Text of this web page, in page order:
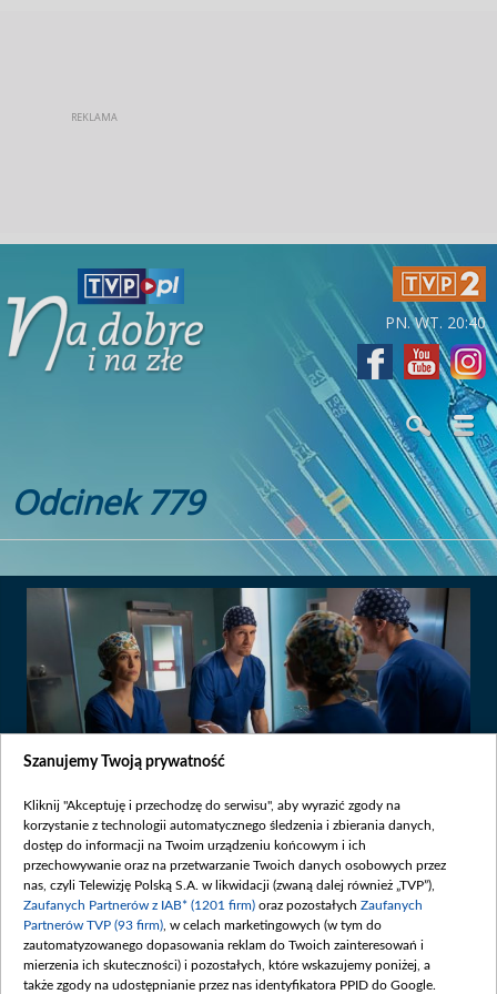
PN. WT. 20:40
Odcinek 779
Premiera:2020-09-09
W Leśnej Górze zjawia się nowa gwiazda chirurgii: doktor Alina
Fisher, przyrodnia siostra Kasi Smudy, którą Falkowicz sprowadził
do szpitala aż z USA.
Szanujemy Twoją prywatność
Kliknij "Akceptuję i przechodzę do serwisu", aby wyrazić zgody na
korzystanie z technologii automatycznego śledzenia i zbierania danych,
dostęp do informacji na Twoim urządzeniu końcowym i ich
przechowywanie oraz na przetwarzanie Twoich danych osobowych przez
nas, czyli Telewizję Polską S.A. w likwidacji (zwaną dalej również „TVP”),
Zaufanych Partnerów z IAB* (1201 firm) oraz pozostałych Zaufanych
Partnerów TVP (93 firm) , w celach marketingowych (w tym do
zautomatyzowanego dopasowania reklam do Twoich zainteresowań i
mierzenia ich skuteczności) i pozostałych, które wskazujemy poniżej, a
także zgody na udostępnianie przez nas identyfikatora PPID do Google.